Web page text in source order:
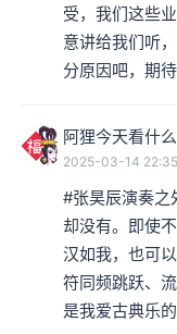
受，我们这些
意讲给我们听
分原因吧，期待
阿狸今天看什么
2025-03-14
#张昊辰演奏之
却没有。即使
汉如我，也可
符同频跳跃、
是我爱古典乐